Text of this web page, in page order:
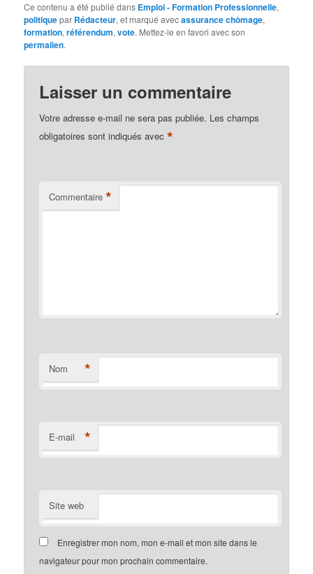
Ce contenu a été publié dans Emploi - Formation Professionnelle,
politiquepar Rédacteur, et marqué avecassurance chômage,
formation,référendum,vote. Mettez-le en favori avec son
permalien.
Laisser un commentaire
Votre adresse e-mail ne sera pas publiée. Les champs
obligatoires sont indiqués avec*
Commentaire *
Nom *
E-mail *
Site web
Enregistrer mon nom, mon e-mail et mon site dans le
navigateur pour mon prochain commentaire.